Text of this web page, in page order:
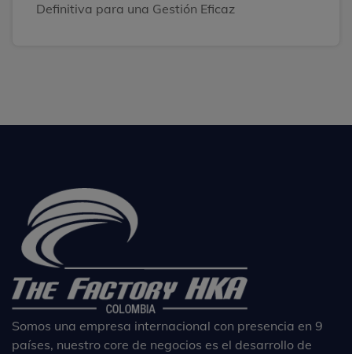
Definitiva para una Gestión Eficaz
Somos una empresa internacional con presencia en 9
países, nuestro core de negocios es el desarrollo de